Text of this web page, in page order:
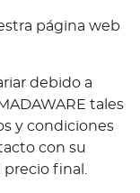
página web
debido a
tales
y condiciones
con su
final.